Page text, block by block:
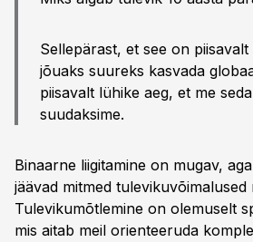
Sellepärast, et see on
jõuaks suureks kasvada
piisavalt lühike aeg, et me
suudaksime.
Binaarne liigitamine on mugav,
jäävad mitmed tulevikuvõimalused
Tulevikumõtlemine on olemuselt
mis aitab meil orienteeruda